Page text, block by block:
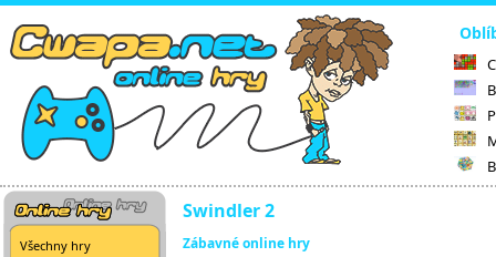
Všechny hry
Swindler 2
Zábavné online hry